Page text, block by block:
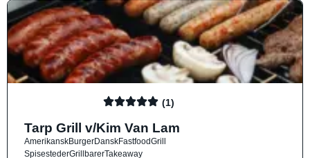
(1)
Tarp Grill v/Kim Van Lam
AmerikanskBurgerDanskFastfoodGrill
SpisestederGrillbarerTakeaway